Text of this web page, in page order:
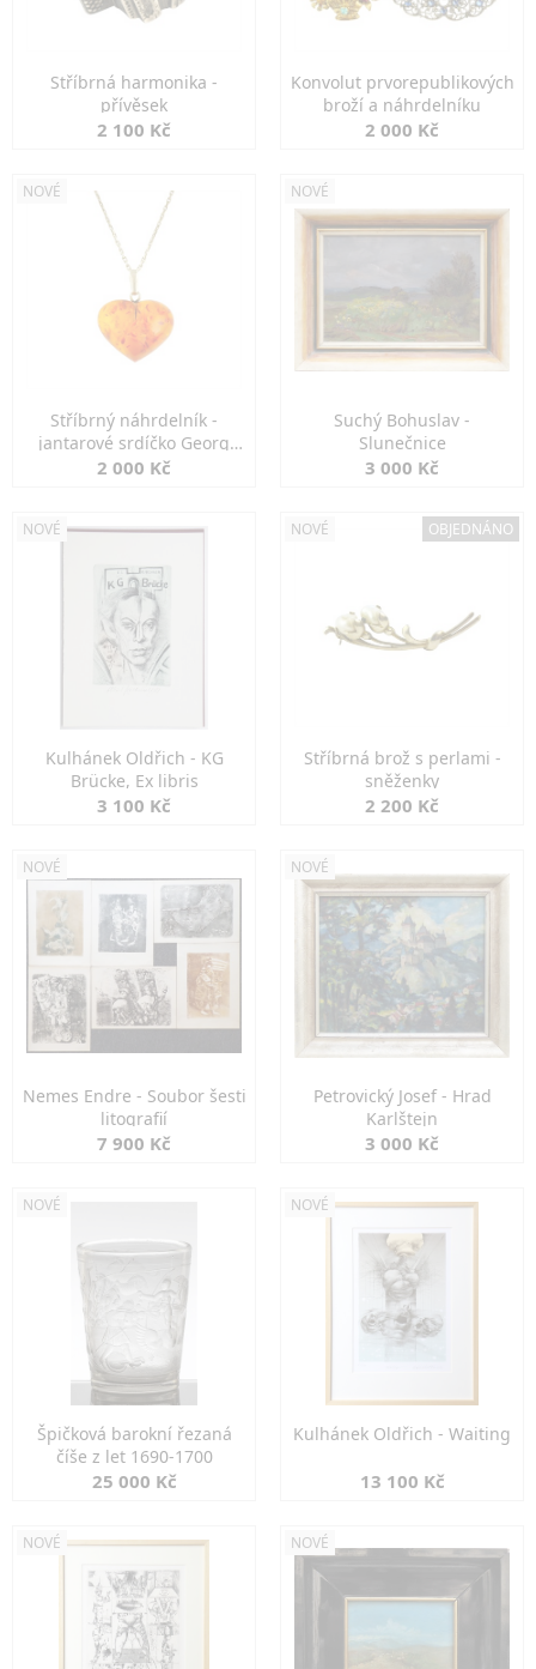
Stříbrná harmonika -
přívěsek
2 100 Kč
Konvolut prvorepublikových
broží a náhrdelníku
2 000 Kč
NOVÉ
Stříbrný náhrdelník -
jantarové srdíčko Georg
Kramer
2 000 Kč
NOVÉ
Suchý Bohuslav -
Slunečnice
3 000 Kč
NOVÉ
Kulhánek Oldřich - KG
Brücke, Ex libris
3 100 Kč
NOVÉ OBJEDNÁNO
Stříbrná brož s perlami -
sněženky
2 200 Kč
NOVÉ
Nemes Endre - Soubor šesti
litografií
7 900 Kč
NOVÉ
Petrovický Josef - Hrad
Karlštejn
3 000 Kč
NOVÉ
Špičková barokní řezaná
číše z let 1690-1700
25 000 Kč
NOVÉ
Kulhánek Oldřich - Waiting
13 100 Kč
NOVÉ NOVÉ